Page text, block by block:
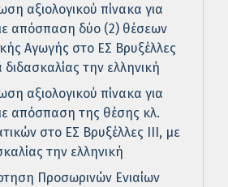
αξιολογικού πίνακα για
απόσπαση δύο (2) θέσεων
Αγωγής στο ΕΣ Βρυξέλλες
διδασκαλίας την ελληνική
αξιολογικού πίνακα για
απόσπαση της θέσης κλ.
στο ΕΣ Βρυξέλλες ΙΙΙ, με
την ελληνική
Προσωρινών Ενιαίων